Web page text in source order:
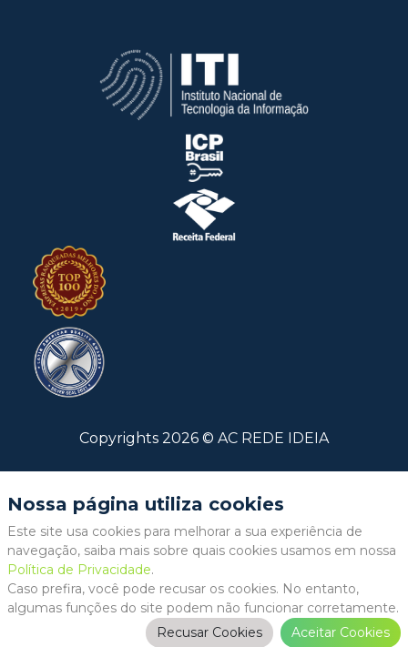
Copyrights 2026 © AC REDE IDEIA
Nossa página utiliza cookies
Este site usa cookies para melhorar a sua experiência de
navegação, saiba mais sobre quais cookies usamos em nossa
Política de Privacidade.
Caso prefira, você pode recusar os cookies. No entanto,
algumas funções do site podem não funcionar corretamente.
Recusar Cookies
Aceitar Cookies